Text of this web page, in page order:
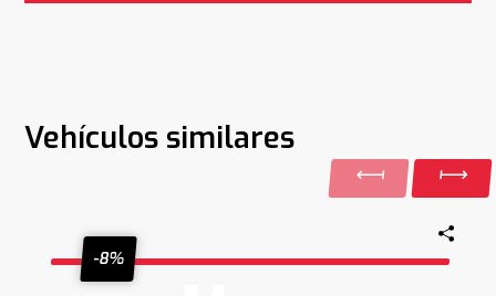
Vehículos similares
-8%